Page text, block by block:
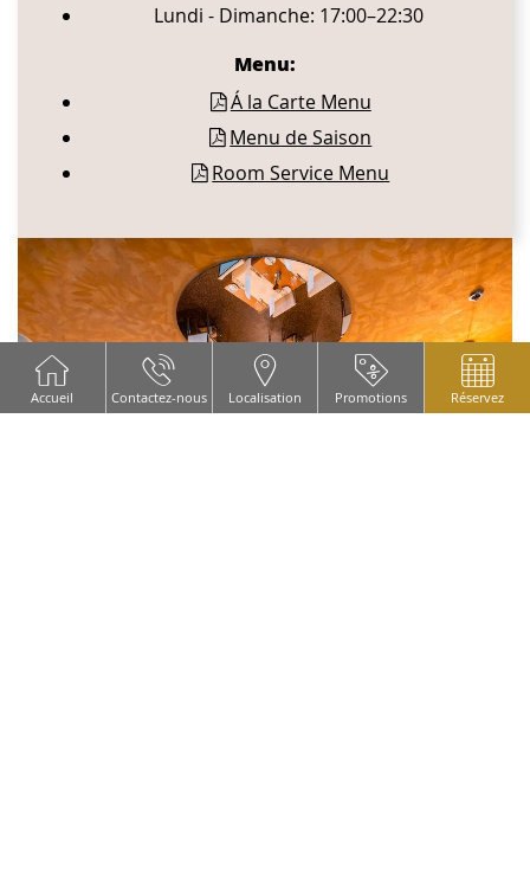
Lundi - Dimanche: 17:00–22:30
Menu:
Á la Carte Menu
Menu de Saison
Room Service Menu
Accueil Contactez-nous Localisation Promotions Réservez